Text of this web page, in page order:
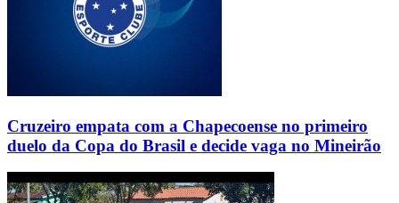
Cruzeiro empata com a Chapecoense no primeiro
duelo da Copa do Brasil e decide vaga no Mineirão